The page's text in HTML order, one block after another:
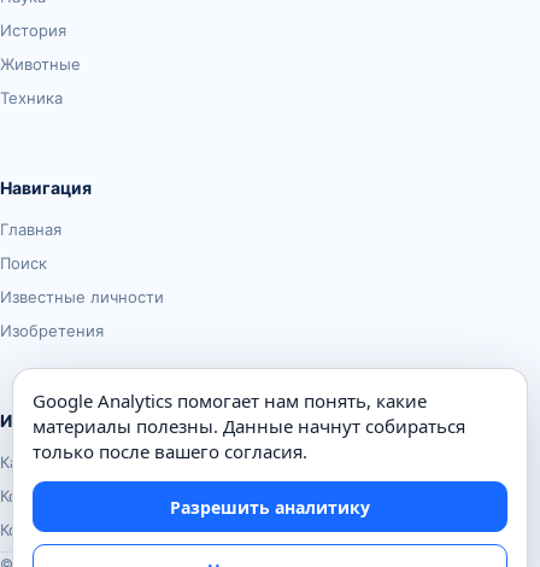
История
Животные
Техника
Навигация
Главная
Поиск
Известные личности
Изобретения
Информация
Карта сайта
Контакты
Конфиденциальность
Google Analytics помогает нам понять, какие
материалы полезны. Данные начнут собираться
только после вашего согласия.
Разрешить аналитику